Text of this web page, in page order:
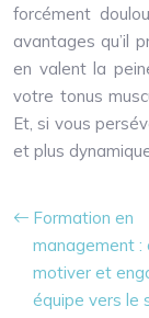
forcément
avantages qu’il
en valent la
votre tonus
Et, si vous
et plus
Formation en
management :
motiver et
équipe vers le